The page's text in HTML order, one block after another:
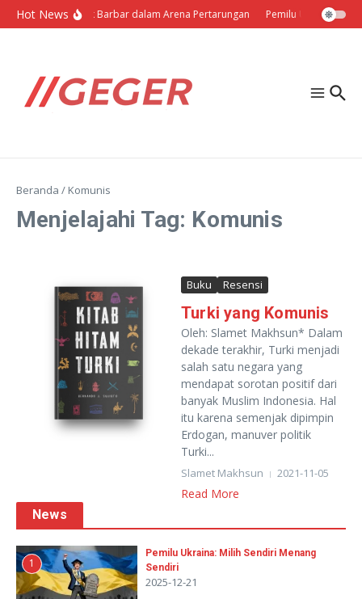
Lewati ke konten
Hot NewsPolitik Barbar dalam Arena Pertarungan Pemilu Ukraina:
Beranda / Komunis
Menjelajahi Tag: Komunis
Buku Resensi
Turki yang Komunis
Oleh: Slamet Makhsun* Dalam
dekade terakhir, Turki menjadi
salah satu negara yang
mendapat sorotan positif dari
banyak Muslim Indonesia. Hal
itu karena semenjak dipimpin
Erdogan, manuver politik
Turki...
Slamet Makhsun 2021-11-05
Read More
News
1
Pemilu Ukraina: Milih Sendiri Menang
Sendiri
2025-12-21